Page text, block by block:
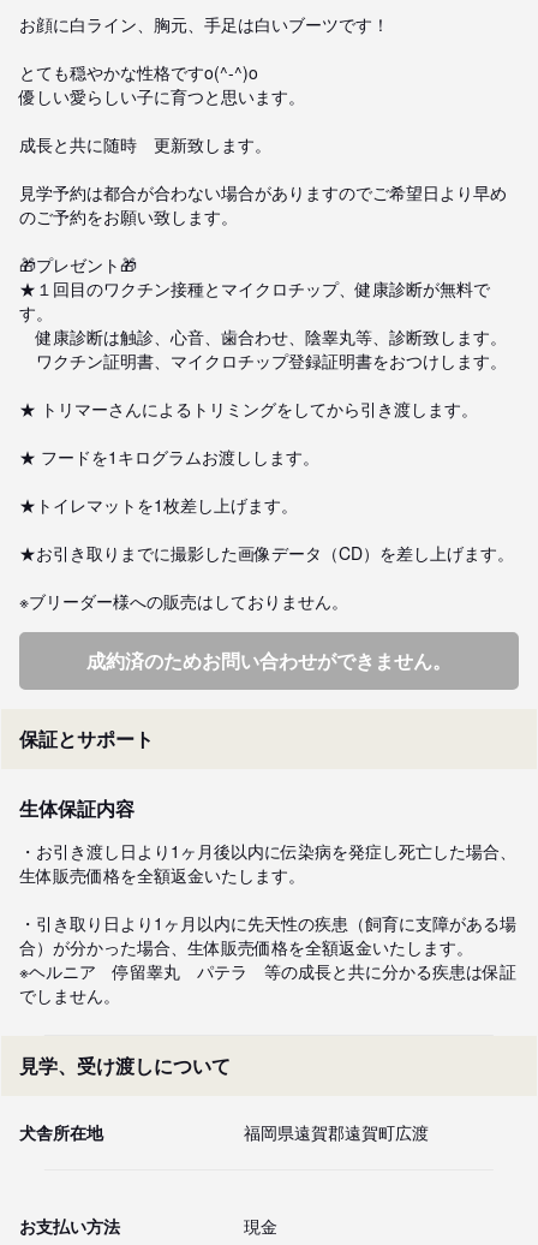
お顔に白ライン、胸元、手足は白いブーツです！
とても穏やかな性格ですo(^-^)o
優しい愛らしい子に育つと思います。
成長と共に随時　更新致します。
見学予約は都合が合わない場合がありますのでご希望日より早め
のご予約をお願い致します。
🎁プレゼント🎁
★１回目のワクチン接種とマイクロチップ、健康診断が無料で
す。
健康診断は触診、心音、歯合わせ、陰睾丸等、診断致します。
ワクチン証明書、マイクロチップ登録証明書をおつけします。
★ トリマーさんによるトリミングをしてから引き渡します。
★ フードを1キログラムお渡しします。
★トイレマットを1枚差し上げます。
★お引き取りまでに撮影した画像データ（CD）を差し上げます。
※ブリーダー様への販売はしておりません。
成約済のためお問い合わせができません。
保証とサポート
生体保証内容
・お引き渡し日より1ヶ月後以内に伝染病を発症し死亡した場合、
生体販売価格を全額返金いたします。
・引き取り日より1ヶ月以内に先天性の疾患（飼育に支障がある場
合）が分かった場合、生体販売価格を全額返金いたします。
※ヘルニア　停留睾丸　パテラ　等の成長と共に分かる疾患は保証
でしません。
見学、受け渡しについて
犬舎所在地 福岡県遠賀郡遠賀町広渡
お支払い方法
現金